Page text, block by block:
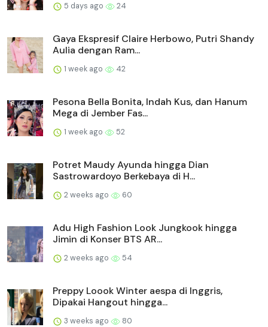
5 days ago 24
Gaya Ekspresif Claire Herbowo, Putri Shandy
Aulia dengan Ram...
1 week ago 42
Pesona Bella Bonita, Indah Kus, dan Hanum
Mega di Jember Fas...
1 week ago 52
Potret Maudy Ayunda hingga Dian
Sastrowardoyo Berkebaya di H...
2 weeks ago 60
Adu High Fashion Look Jungkook hingga
Jimin di Konser BTS AR...
2 weeks ago 54
Preppy Loook Winter aespa di Inggris,
Dipakai Hangout hingga...
3 weeks ago 80